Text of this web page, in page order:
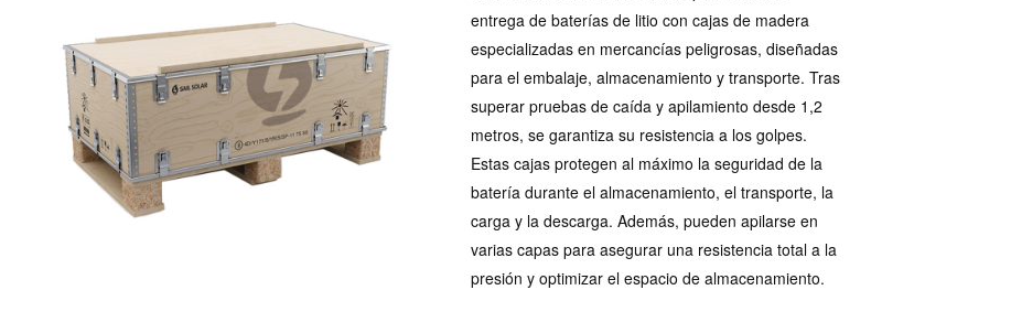
entrega de baterías de litio con cajas de madera
especializadas en mercancías peligrosas, diseñadas
para el embalaje, almacenamiento y transporte. Tras
superar pruebas de caída y apilamiento desde 1,2
metros, se garantiza su resistencia a los golpes.
Estas cajas protegen al máximo la seguridad de la
batería durante el almacenamiento, el transporte, la
carga y la descarga. Además, pueden apilarse en
varias capas para asegurar una resistencia total a la
presión y optimizar el espacio de almacenamiento.